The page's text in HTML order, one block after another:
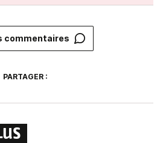
commentaires
PARTAGER :